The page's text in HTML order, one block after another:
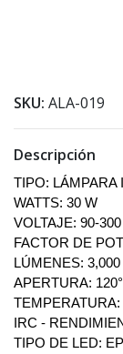
SKU: ALA-019
Descripción
TIPO: LÁMPARA
WATTS: 30 W
VOLTAJE: 90-
FACTOR DE
LÚMENES: 3,000
APERTURA: 120°
IRC -
TIPO DE LED: